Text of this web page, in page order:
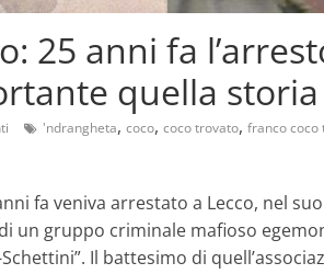
25 anni fa
quella storia
'ndrangheta, coco, coco trovato, franco coco
fa veniva arrestato a Lecco, nel
un gruppo criminale mafioso
Il battesimo di